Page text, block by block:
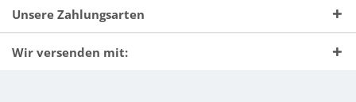
Unsere Zahlungsarten
Wir versenden mit: